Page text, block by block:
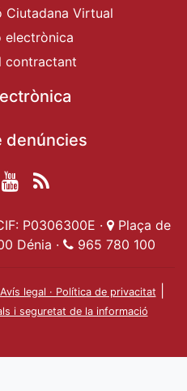
Ciutadana Virtual
denúncies
de Dénia
Twitter Ajuntament
de Dénia
Ajuntament de
Dénia
Actualitat
Ajuntament
P0306300E ·
Plaça de
Dénia ·
965 780 100
Avís legal · Política de privacitat
i seguretat de la informació